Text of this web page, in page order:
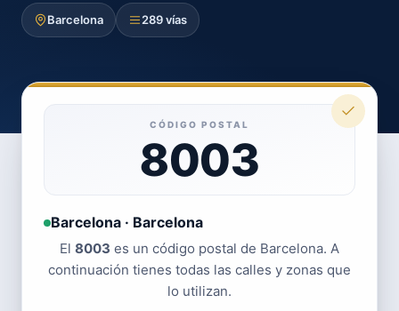
Barcelona 289 vías
CÓDIGO POSTAL
8003
Barcelona · Barcelona
El 8003 es un código postal de Barcelona. A
continuación tienes todas las calles y zonas que
lo utilizan.